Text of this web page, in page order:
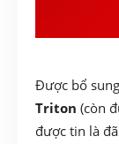
Được bổ
Triton (còn
được tin là